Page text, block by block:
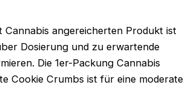
Cannabis angereicherten Produkt ist
Dosierung und zu erwartende
Die 1er-Packung Cannabis
Cookie Crumbs ist für eine moderate